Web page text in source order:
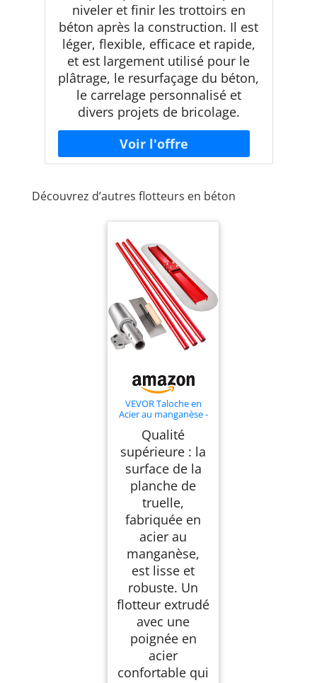
niveler et finir les trottoirs en
béton après la construction. Il est
léger, flexible, efficace et rapide,
et est largement utilisé pour le
plâtrage, le resurfaçage du béton,
le carrelage personnalisé et
divers projets de bricolage.
Découvrez d’autres flotteurs en béton
VEVOR Taloche en
Acier au manganèse -
de Flotteur pour
béton - Kit de Flotteur
pour Piscine - Poignée
de Flotteur - Support
pour béton - Outil de
Finition
Qualité
supérieure : la
surface de la
planche de
truelle,
fabriquée en
acier au
manganèse,
est lisse et
robuste. Un
flotteur extrudé
avec une
poignée en
acier
confortable qui